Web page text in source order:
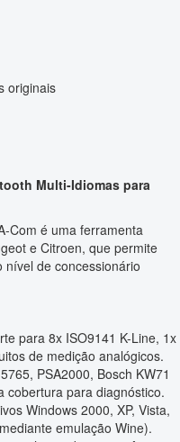
originais
Multi-Idiomas para
Com é uma ferramenta
e Citroen, que permite
nível de concessionário
para 8x ISO9141 K-Line, 1x
de medição analógicos.
PSA2000, Bosch KW71
cobertura para diagnóstico.
Windows 2000, XP, Vista,
emulação Wine).